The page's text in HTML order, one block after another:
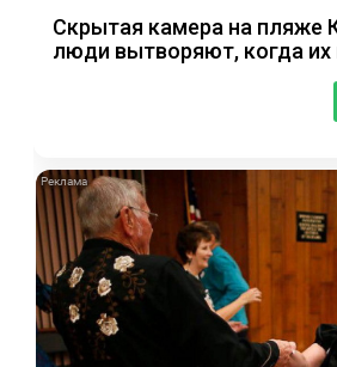
Скрытая камера на пляже
люди вытворяют, когда их